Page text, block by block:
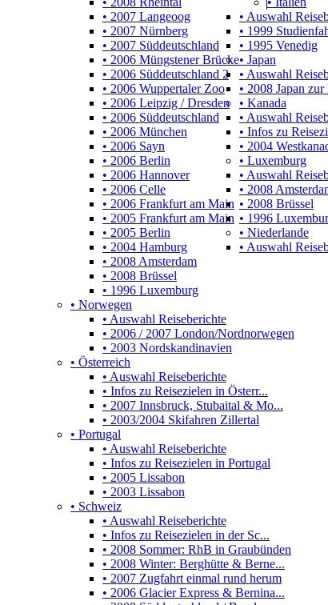
• 2007 Langeoog
• 2007 Nürnberg
• 2007 Süddeutschland
• 2006 Müngstener Brücke
• 2006 Süddeutschland 2
• 2006 Wuppertaler Zoo
• 2006 Leipzig / Dresden
• 2006 Süddeutschland
• 2006 München
• 2006 Sayn
• 2006 Berlin
• 2006 Hannover
• 2006 Celle
• 2006 Frankfurt am Main
• 2005 Frankfurt am Main
• 2005 Berlin
• 2004 Hamburg
• Auswahl
• 1999
• 1995 Venedig
• Japan
• Auswahl
• 2008 Japan
• Kanada
• Auswahl
• Infos zu
• 2004
• Luxemburg
• Auswahl
• 2008
• 2008 Brüssel
• 1996
• Niederlande
• Auswahl
• 2008 Amsterdam
• 2008 Brüssel
• 1996 Luxemburg
• Norwegen
• Auswahl Reiseberichte
• 2006 / 2007 London/Nordnorwegen
• 2003 Nordskandinavien
• Österreich
• Auswahl Reiseberichte
• Infos zu Reisezielen in Österr...
• 2007 Innsbruck, Stubaital & Mo...
• 2003/2004 Skifahren Zillertal
• Portugal
• Auswahl Reiseberichte
• Infos zu Reisezielen in Portugal
• 2005 Lissabon
• 2003 Lissabon
• Schweiz
• Auswahl Reiseberichte
• Infos zu Reisezielen in der Sc...
• 2008 Sommer: RhB in Graubünden
• 2008 Winter: Berghütte & Berne...
• 2007 Zugfahrt einmal rund herum
• 2006 Glacier Express & Bernina...